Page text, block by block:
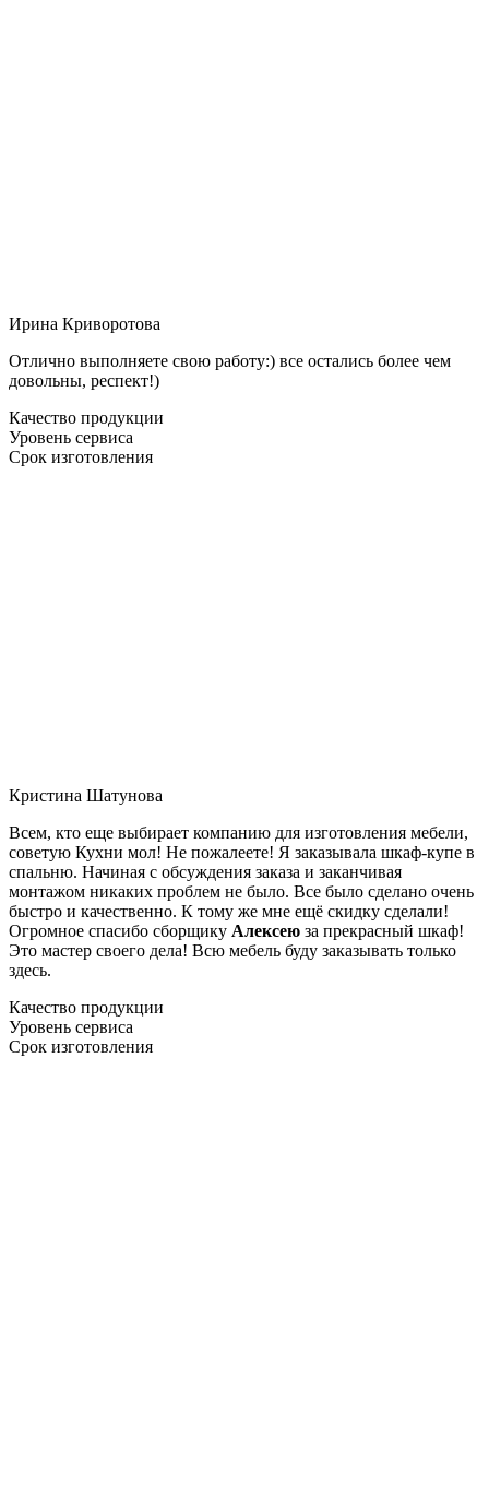
Ирина Криворотова
Отлично выполняете свою работу:) все остались более чем
довольны, респект!)
Качество продукции
Уровень сервиса
Срок изготовления
Кристина Шатунова
Всем, кто еще выбирает компанию для изготовления мебели,
советую Кухни мол! Не пожалеете! Я заказывала шкаф-купе в
спальню. Начиная с обсуждения заказа и заканчивая
монтажом никаких проблем не было. Все было сделано очень
быстро и качественно. К тому же мне ещё скидку сделали!
Огромное спасибо сборщику Алексею за прекрасный шкаф!
Это мастер своего дела! Всю мебель буду заказывать только
здесь.
Качество продукции
Уровень сервиса
Срок изготовления